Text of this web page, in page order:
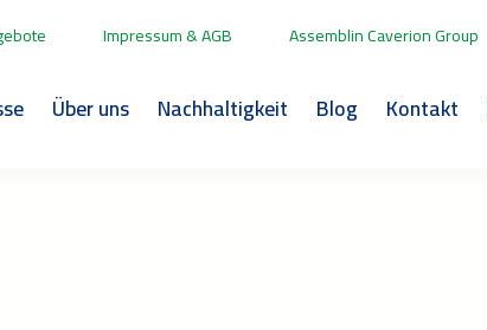
Impressum & AGB Assemblin Caverion Group
Über uns Nachhaltigkeit Blog Kontakt